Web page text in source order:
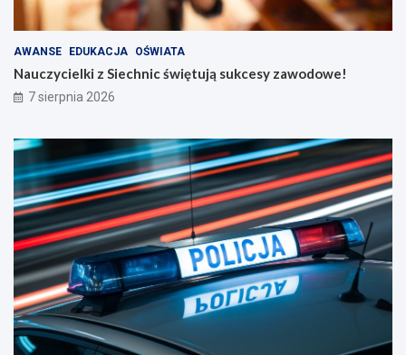
AWANSE EDUKACJA OŚWIATA
Nauczycielki z Siechnic świętują sukcesy zawodowe!
7 sierpnia 2026